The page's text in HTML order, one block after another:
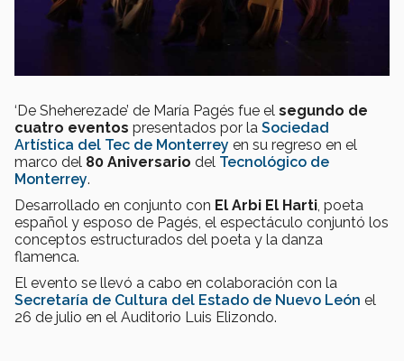
‘De Sheherezade’ de María Pagés fue el segundo de
cuatro eventos presentados por la Sociedad
Artística del Tec de Monterrey en su regreso en el
marco del 80 Aniversario del Tecnológico de
Monterrey.
Desarrollado en conjunto con El Arbi El Harti, poeta
español y esposo de Pagés, el espectáculo conjuntó los
conceptos estructurados del poeta y la danza
flamenca.
El evento se llevó a cabo en colaboración con la
Secretaría de Cultura del Estado de Nuevo León el
26 de julio en el Auditorio Luis Elizondo.